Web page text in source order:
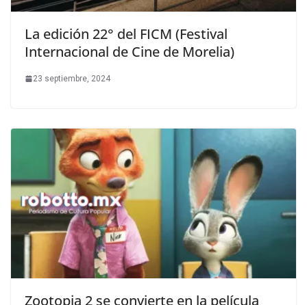
La edición 22° del FICM (Festival
Internacional de Cine de Morelia)
23 septiembre, 2024
Zootopia 2 se convierte en la película